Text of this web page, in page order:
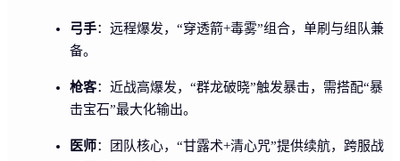
弓手：远程爆发，“穿透箭+毒雾”组合，单刷与组队兼
备。
枪客：近战高爆发，“群龙破晓”触发暴击，需搭配“暴
击宝石”最大化输出。
医师：团队核心，“甘露术+清心咒”提供续航，跨服战